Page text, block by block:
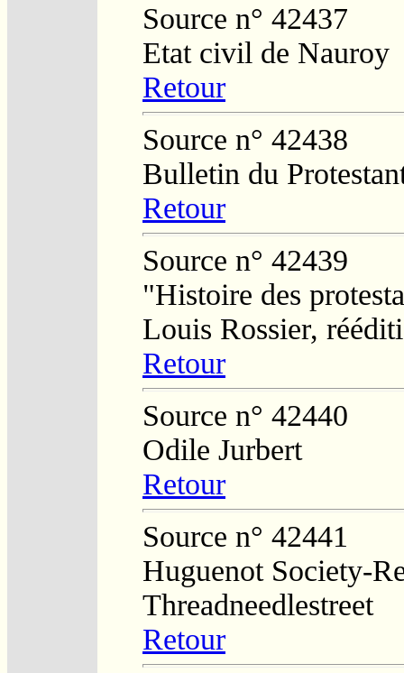
Source n° 42437
Etat civil de Nauroy
Retour
Source n° 42438
Bulletin du
Retour
Source n° 42439
"Histoire des
Louis Rossier,
Retour
Source n° 42440
Odile Jurbert
Retour
Source n° 42441
Huguenot Society-
Threadneedlestreet
Retour